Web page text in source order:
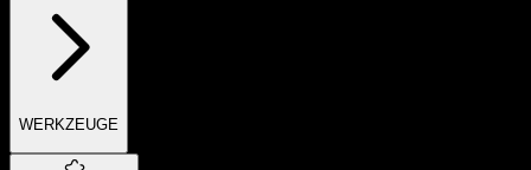
WERKZEUGE